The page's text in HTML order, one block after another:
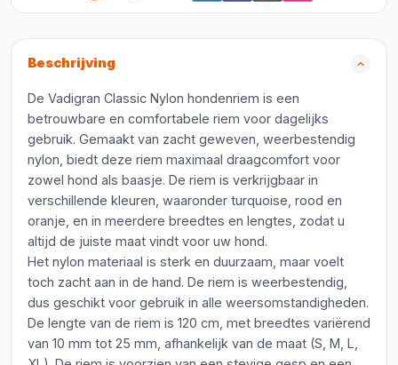
Beschrijving
De Vadigran Classic Nylon hondenriem is een
betrouwbare en comfortabele riem voor dagelijks
gebruik. Gemaakt van zacht geweven, weerbestendig
nylon, biedt deze riem maximaal draagcomfort voor
zowel hond als baasje. De riem is verkrijgbaar in
verschillende kleuren, waaronder turquoise, rood en
oranje, en in meerdere breedtes en lengtes, zodat u
altijd de juiste maat vindt voor uw hond.
Het nylon materiaal is sterk en duurzaam, maar voelt
toch zacht aan in de hand. De riem is weerbestendig,
dus geschikt voor gebruik in alle weersomstandigheden.
De lengte van de riem is 120 cm, met breedtes variërend
van 10 mm tot 25 mm, afhankelijk van de maat (S, M, L,